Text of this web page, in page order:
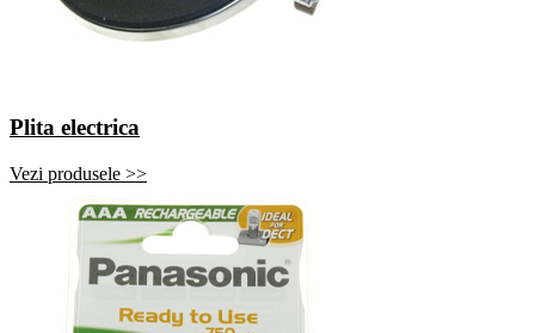
Plita electrica
Vezi produsele >>